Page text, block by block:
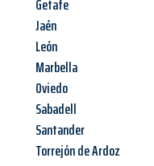
Getafe
Jaén
León
Marbella
Oviedo
Sabadell
Santander
Torrejón de Ardoz